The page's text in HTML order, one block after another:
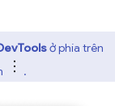
ở phía trên
.